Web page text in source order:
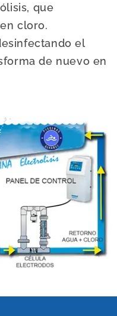
que
cloro.
el
de nuevo en